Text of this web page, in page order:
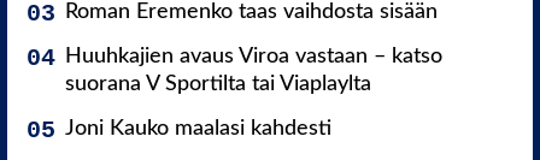
Roman Eremenko taas vaihdosta sisään
Huuhkajien avaus Viroa vastaan – katso
suorana V Sportilta tai Viaplaylta
Joni Kauko maalasi kahdesti